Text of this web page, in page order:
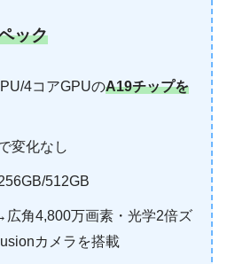
ック
4コアGPUのA19チップを
変化なし
512GB
角4,800万画素・光学2倍ズ
カメラを搭載